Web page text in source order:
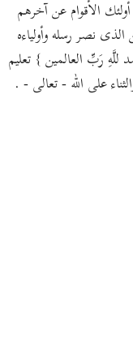
الأقوام عن آخرهم
نصر رسله وأولياءه
للَّهِ رَبِّ العالمين } تعليم
على الله - تعالى - .